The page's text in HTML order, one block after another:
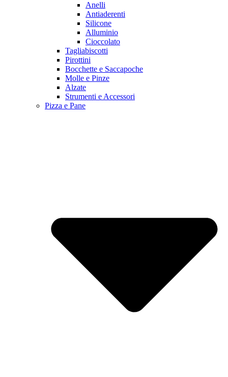
Anelli
Antiaderenti
Silicone
Alluminio
Cioccolato
Tagliabiscotti
Pirottini
Bocchette e Saccapoche
Molle e Pinze
Alzate
Strumenti e Accessori
Pizza e Pane